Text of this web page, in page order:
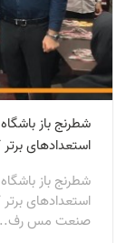
شطرنج باز
استعدادهای
شطرنج باز
استعدادهای
صنعت مس